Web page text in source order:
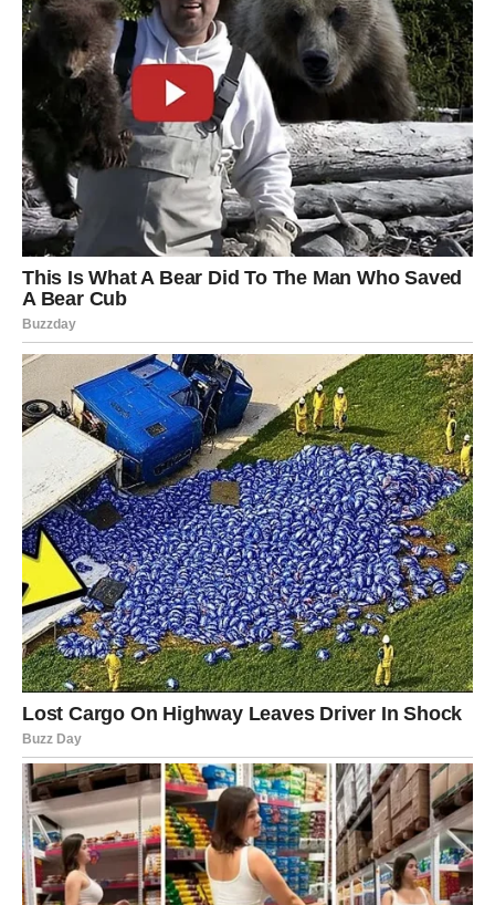
Vikend i naredni dani donose vam priliku da konačno
čujete ono što ste dugo željeli. Bivši partner priznat će da
je često razmišljao o vama i da nikada nije prestao cijeniti
sve što ste zajedno prošli. Na vama je da odlučite da li je
pravo vrijeme za novi korak.
Vodolija
Vi ste među znakovima kojima zvijezde donose najveće
iznenađenje. Osoba koju niste uspjeli potpuno zaboraviti
mogla bi vam poslati poruku koja će vas duboko dirnuti.
Razgovor će biti iskren i mogao bi potpuno promijeniti
vaš pogled na prošlost. Nije isključeno da se između vas
ponovo probudi bliskost.
Ribe
Pred vama je period u kojem će prošlost ponovo postati
dio vaše sadašnjosti. Bivša ljubav poželjet će objasniti
ono što je dugo ostalo neizgovoreno. Bez obzira na to
kako će se sve završiti, ovaj razgovor donijet će vam
olakšanje i pomoći da nastavite dalje mnogo mirnijeg
srca.
Zvijezde pokazuju da će Rakovi, Vodolije i Vage imati
najveće šanse da dobiju poruku koja će promijeniti njihov
ljubavni život. Njima dolaze iskrena priznanja, razgovori
puni emocija i mogućnost da odluče da li će prošlosti dati
novu priliku. Ni ostali znakovi neće ostati bez važnih
emotivnih trenutaka jer naredni dani donose odgovore